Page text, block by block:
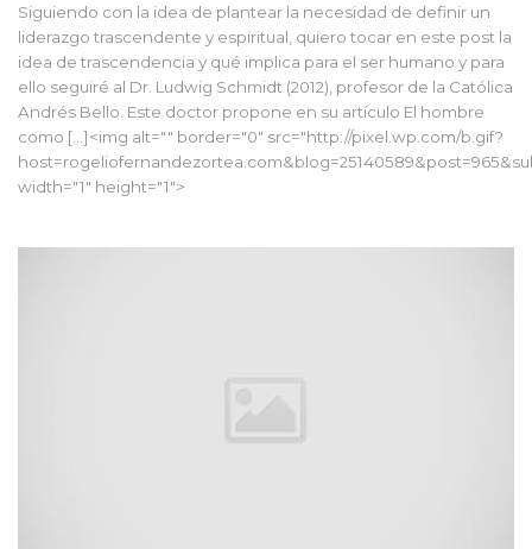
Siguiendo con la idea de plantear la necesidad de definir un
liderazgo trascendente y espiritual, quiero tocar en este post la
idea de trascendencia y qué implica para el ser humano y para
ello seguiré al Dr. Ludwig Schmidt (2012), profesor de la Católica
Andrés Bello. Este doctor propone en su artículo El hombre
como […]<img alt="" border="0" src="http://pixel.wp.com/b.gif?
width="1" height="1">